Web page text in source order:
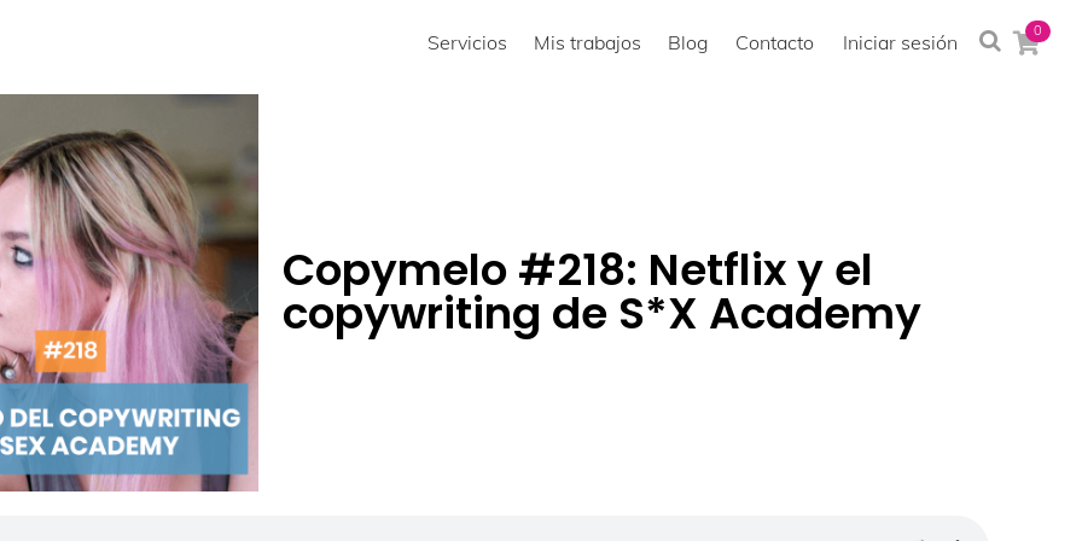
0
Servicios Mis trabajos Blog Contacto Iniciar sesión
Copymelo #218: Netflix y el
copywriting de S*X Academy